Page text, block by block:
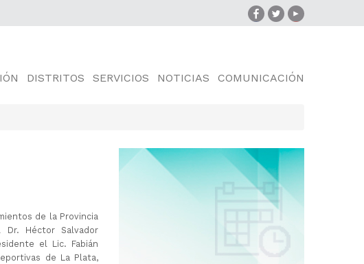
DISTRITOS SERVICIOS NOTICIAS COMUNICACIÓN
de la Provincia
Dr. Héctor Salvador
el Lic. Fabián
de La Plata,